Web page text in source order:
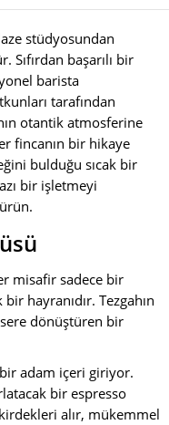
stüdyosundan
başarılı bir
barista
tarafından
otantik atmosferine
fincanın bir hikaye
bulduğu sıcak bir
bir işletmeyi
misafir sadece bir
hayranıdır. Tezgahın
dönüştüren bir
adam içeri giriyor.
bir espresso
alır, mükemmel